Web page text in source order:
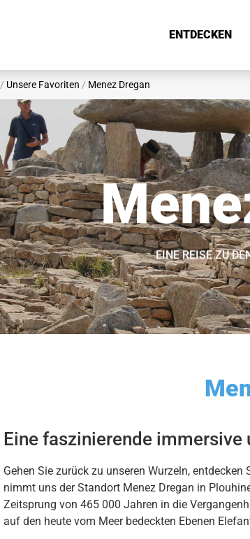
ENTDECKEN
/ Unsere Favoriten / Menez Dregan
EINE REISE ZU
Eine faszinierende immersive
Gehen Sie zurück zu unseren Wurzeln,
nimmt uns der Standort Menez Dregan in
Zeitsprung von 465 000 Jahren in die
auf den heute vom Meer bedeckten Ebenen